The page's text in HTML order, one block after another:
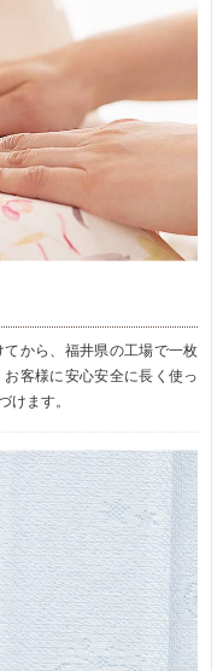
から、福井県の工場で一枚
客様に安心安全に長く使っ
けます。